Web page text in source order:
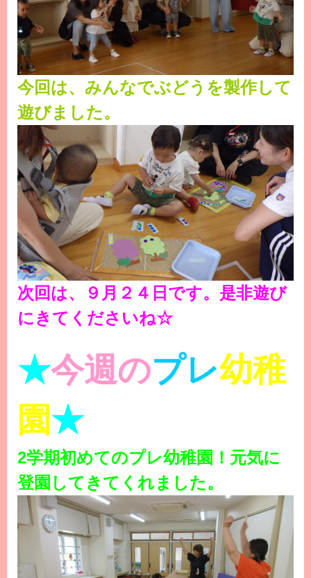
今回は、みんなでぶどうを製作して
遊びました。
次回は、９月２４日です。是非遊び
にきてくださいね☆
★今週のプレ幼稚
園★
2学期初めてのプレ幼稚園！元気に
登園してきてくれました。